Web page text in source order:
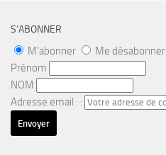
S’ABONNER
M'abonner
Me désabonner
Prénom
NOM
Adresse email : :